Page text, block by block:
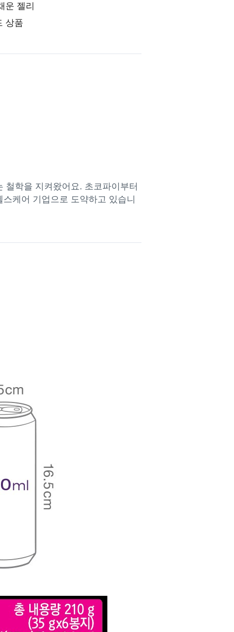
운 젤리
상품
철학을 지켜왔어요. 초코파이부터
케어 기업으로 도약하고 있습니